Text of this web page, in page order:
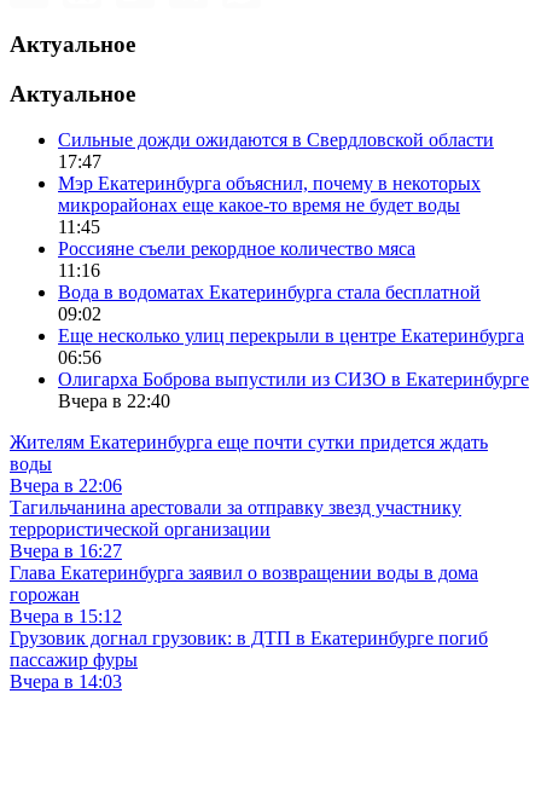
Актуальное
Актуальное
Сильные дожди ожидаются в Свердловской области
17:47
Мэр Екатеринбурга объяснил, почему в некоторых
микрорайонах еще какое-то время не будет воды
11:45
Россияне съели рекордное количество мяса
11:16
Вода в водоматах Екатеринбурга стала бесплатной
09:02
Еще несколько улиц перекрыли в центре Екатеринбурга
06:56
Олигарха Боброва выпустили из СИЗО в Екатеринбурге
Вчера в 22:40
Жителям Екатеринбурга еще почти сутки придется ждать
воды
Вчера в 22:06
Тагильчанина арестовали за отправку звезд участнику
террористической организации
Вчера в 16:27
Глава Екатеринбурга заявил о возвращении воды в дома
горожан
Вчера в 15:12
Грузовик догнал грузовик: в ДТП в Екатеринбурге погиб
пассажир фуры
Вчера в 14:03